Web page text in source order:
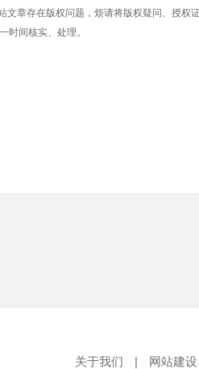
文章存在版权问题，烦请将版权疑问、授权
时间核实、处理。
关于我们 | 网站建设